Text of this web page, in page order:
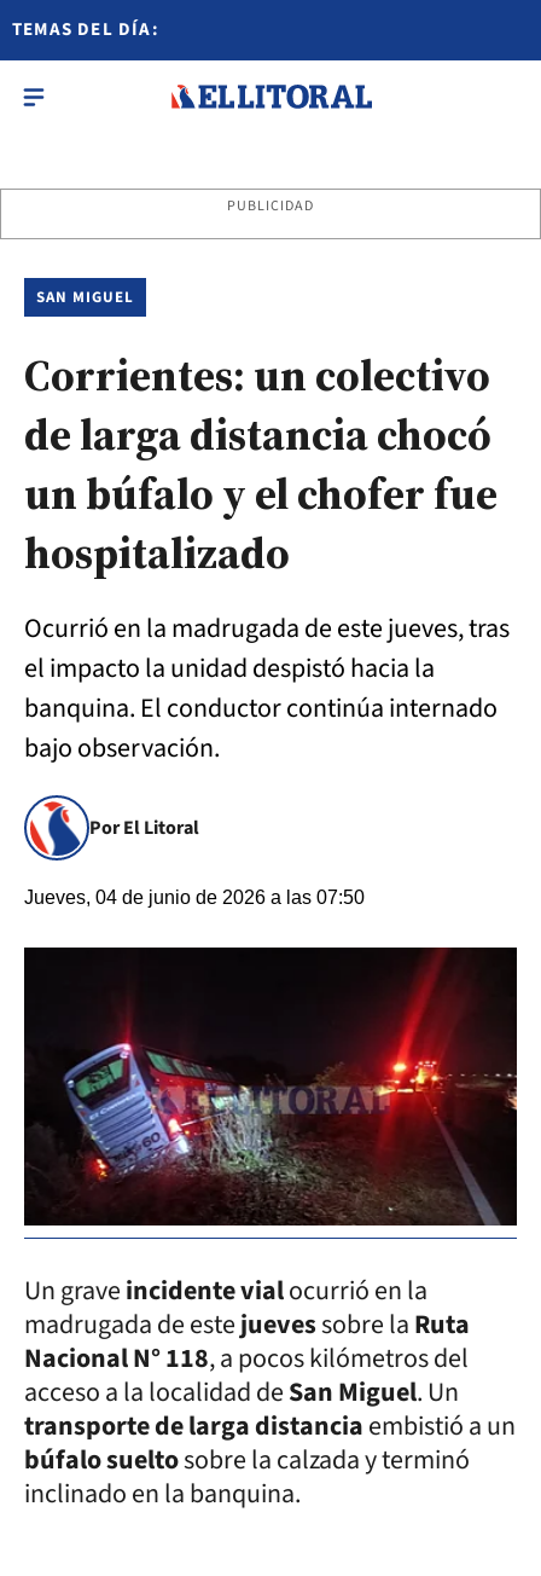
TEMAS DEL DÍA:
PUBLICIDAD
SAN MIGUEL
Corrientes: un colectivo
de larga distancia chocó
un búfalo y el chofer fue
hospitalizado
Ocurrió en la madrugada de este jueves, tras
el impacto la unidad despistó hacia la
banquina. El conductor continúa internado
bajo observación.
Por El Litoral
Jueves, 04 de junio de 2026 a las 07:50
Un graveincidente vialocurrió en la
madrugada de estejuevessobre laRuta
Nacional N° 118, a pocos kilómetros del
acceso a la localidad deSan Miguel. Un
transporte de larga distanciaembistió a un
búfalo sueltosobre la calzada y terminó
inclinado en la banquina.